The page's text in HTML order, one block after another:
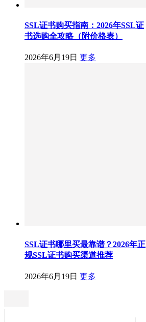
SSL证书购买指南：2026年SSL证
书选购全攻略（附价格表）
2026年6月19日 更多
SSL证书哪里买最靠谱？2026年正
规SSL证书购买渠道推荐
2026年6月19日 更多